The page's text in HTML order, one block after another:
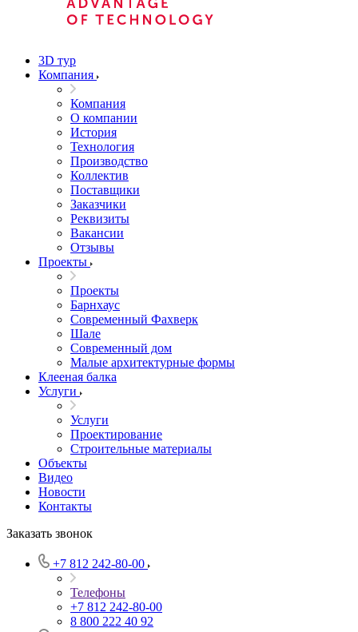
3D тур
Компания
Компания
О компании
История
Технология
Производство
Коллектив
Поставщики
Заказчики
Реквизиты
Вакансии
Отзывы
Проекты
Проекты
Барнхаус
Современный Фахверк
Шале
Современный дом
Малые архитектурные формы
Клееная балка
Услуги
Услуги
Проектирование
Строительные материалы
Объекты
Видео
Новости
Контакты
Заказать звонок
+7 812 242-80-00
Телефоны
+7 812 242-80-00
8 800 222 40 92